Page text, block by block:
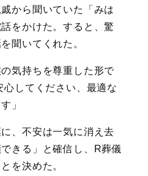
から聞いていた「みは
をかけた。すると、驚
聞いてくれた。
の気持ちを尊重した形で
してください、最適な
」
、不安は一気に消え去
きる」と確信し、R葬儀
を決めた。